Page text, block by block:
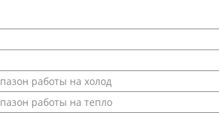
работы на холод
работы на тепло